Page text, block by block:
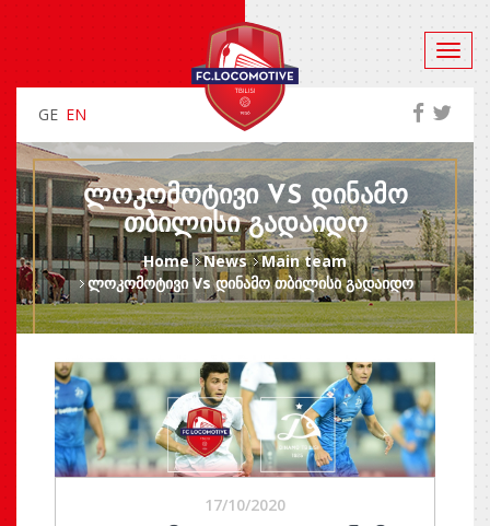
GE EN
ᲚᲝᲙᲝᲛᲝᲢᲘᲕᲘ VS ᲓᲘᲜᲐᲛᲝ
ᲗᲑᲘᲚᲘᲡᲘ ᲒᲐᲓᲐᲘᲓᲝ
Home News
Main team
ლოკომოტივი Vs დინამო თბილისი გადაიდო
17/10/2020